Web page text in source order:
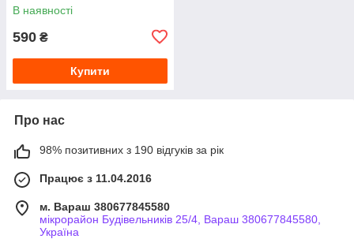
В наявності
590 ₴
Купити
Про нас
98% позитивних з 190 відгуків за рік
Працює з 11.04.2016
м. Вараш 380677845580
мікрорайон Будівельників 25/4, Вараш 380677845580,
Україна